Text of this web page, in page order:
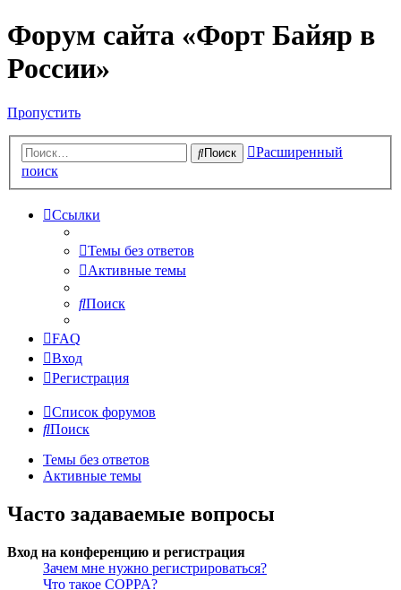
Форум сайта «Форт Байяр в
России»
Пропустить
Поиск
Расширенный
поиск
Ссылки
Темы без ответов
Активные темы
Поиск
FAQ
Вход
Регистрация
Список форумов
Поиск
Темы без ответов
Активные темы
Часто задаваемые вопросы
Вход на конференцию и регистрация
Зачем мне нужно регистрироваться?
Что такое COPPA?